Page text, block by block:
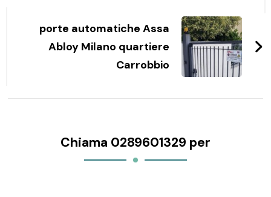
porte automatiche Assa
Abloy Milano quartiere
Carrobbio
Chiama 0289601329 per